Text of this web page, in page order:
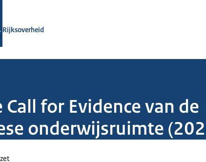
Rijksoverheid
for Evidence van de
onderwijsruimte